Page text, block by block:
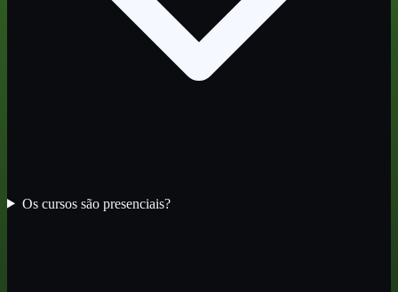
Os cursos são presenciais?